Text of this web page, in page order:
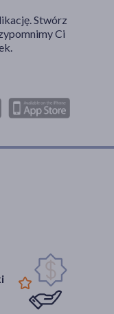
Stwórz
Ci